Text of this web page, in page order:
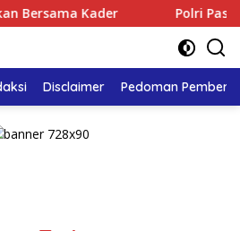
Kader Polri Pastikan
Disclaimer Pedoman